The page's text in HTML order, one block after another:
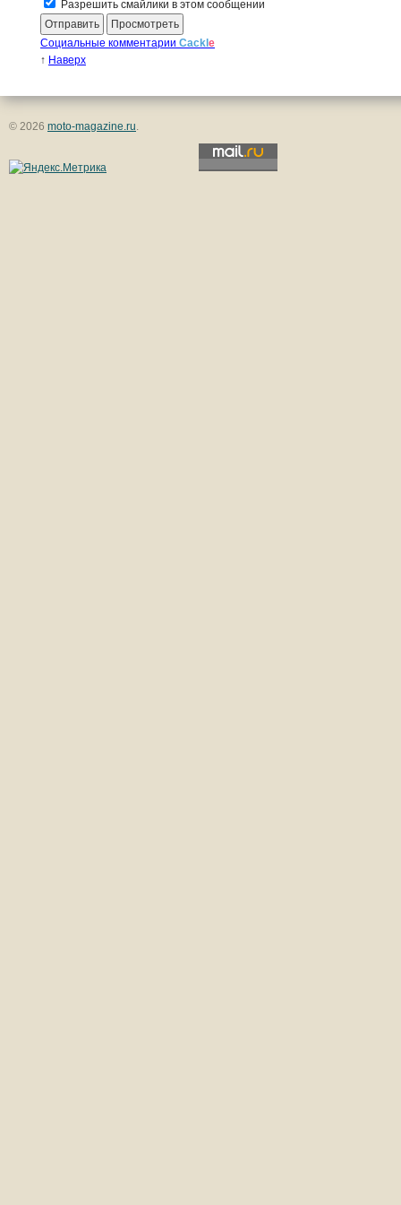
Разрешить смайлики в этом сообщении
Социальные комментарии Cackle
↑ Наверх
© 2026 moto-magazine.ru.